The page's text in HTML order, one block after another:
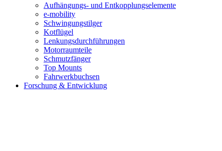
Aufhängungs- und Entkopplungselemente
e-mobility
Schwingungstilger
Kotflügel
Lenkungsdurchführungen
Motorraumteile
Schmutzfänger
Top Mounts
Fahrwerkbuchsen
Forschung & Entwicklung